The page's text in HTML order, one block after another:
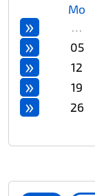
Mo
» …
» 05
» 12
» 19
» 26